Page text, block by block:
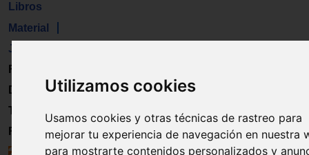
Utilizamos cookies
Usamos cookies y otras técnicas de rastreo para
mejorar tu experiencia de navegación en nuestra
para mostrarte contenidos personalizados y
Libros
Material
Juguetes
Formación
Directorio
Trabajo
Registro